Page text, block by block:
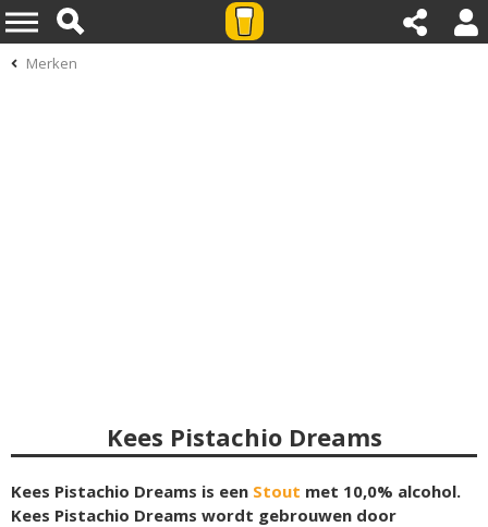
Merken
Kees Pistachio Dreams
Kees Pistachio Dreams is een Stout met 10,0% alcohol.
Kees Pistachio Dreams wordt gebrouwen door